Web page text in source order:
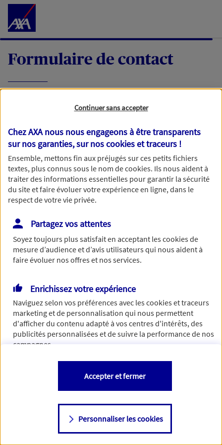
Accéder au Contenu
Formulaire de contact
demande, nous vous répondrons dans les
meilleurs délais par mail ou par téléphone.
Votre message :
Vous disposez de droits sur les informations vous concernant. Pour
plus d’informations,cliquez ici.
Continuer sans accepter
Chez AXA nous nous engageons à être transparents
sur nos garanties, sur noscookies et traceurs !
Ensemble, mettons fin aux préjugés sur ces petits fichiers
textes, plus connus sous le nom decookies. Ils nous aident à
traiter des informations essentielles pour garantir la sécurité
du site et faire évoluer votre expérience en ligne, dans le
respect de votre vie privée.
Partagez vos attentes
Soyez toujours plus satisfait en acceptant lescookiesde
mesure d’audience et d’avis utilisateurs qui nous aident à
faire évoluer nos offres et nos services.
Enrichissez votre expérience
Naviguez selon vos préférences avec lescookies et traceurs
marketing et de personnalisation qui nous permettent
d'afficher du contenu adapté à vos centres d'intérêts, des
publicités personnalisées et de suivre la performance de nos
campagnes.
Vous êtes libre de les accepter, de les refuser comme de
changer d'avis à tout moment en allant sur
Consulter notre politique decookies
Personnaliser les cookies
Accepter et fermer